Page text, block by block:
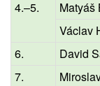
4.–5.
Matyáš
Václav
6.
David
7.